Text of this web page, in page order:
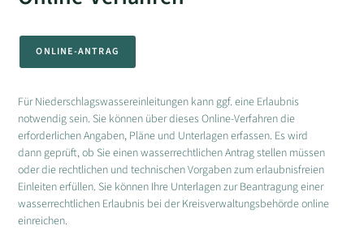
ONLINE-ANTRAG
Für Niederschlagswassereinleitungen kann ggf. eine Erlaubnis
notwendig sein. Sie können über dieses Online-Verfahren die
erforderlichen Angaben, Pläne und Unterlagen erfassen. Es wird
dann geprüft, ob Sie einen wasserrechtlichen Antrag stellen müssen
oder die rechtlichen und technischen Vorgaben zum erlaubnisfreien
Einleiten erfüllen. Sie können Ihre Unterlagen zur Beantragung einer
wasserrechtlichen Erlaubnis bei der Kreisverwaltungsbehörde online
einreichen.